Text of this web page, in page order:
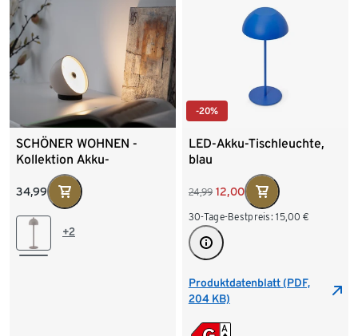
SCHÖNER WOHNEN -
Kollektion Akku-
Tischleuchte »Bellis«,
sandbrise
34,99
+2
-20%
LED-Akku-Tischleuchte,
blau
24,99 12,00
30-Tage-Bestpreis: 15,00 €
Produktdatenblatt (PDF,
204 KB)